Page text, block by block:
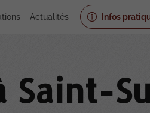
Actualités Infos
Saint-